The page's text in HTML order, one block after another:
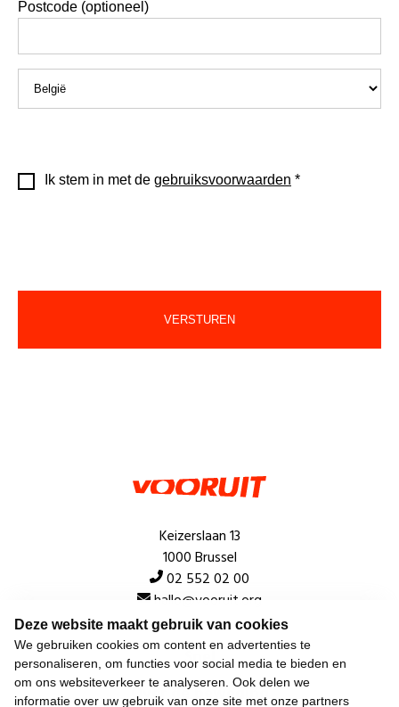
Deze website maakt gebruik van cookies
We gebruiken cookies om content en advertenties te
personaliseren, om functies voor social media te bieden en
om ons websiteverkeer te analyseren. Ook delen we
informatie over uw gebruik van onze site met onze partners
Postcode (optioneel)
Ik stem in met de gebruiksvoorwaarden *
Keizerslaan 13
1000 Brussel
02 552 02 00
hallo@vooruit.org
Snel
Over de beweging